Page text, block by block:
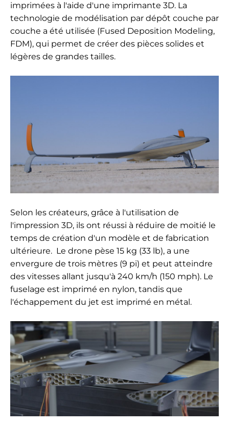
imprimées à l'aide d'une imprimante 3D. La
technologie de modélisation par dépôt couche par
couche a été utilisée (Fused Deposition Modeling,
FDM), qui permet de créer des pièces solides et
légères de grandes tailles.
Selon les créateurs, grâce à l'utilisation de
l'impression 3D, ils ont réussi à réduire de moitié le
temps de création d'un modèle et de fabrication
ultérieure. Le drone pèse 15 kg (33 lb), a une
envergure de trois mètres (9 pi) et peut atteindre
des vitesses allant jusqu'à 240 km/h (150 mph). Le
fuselage est imprimé en nylon, tandis que
l'échappement du jet est imprimé en métal.